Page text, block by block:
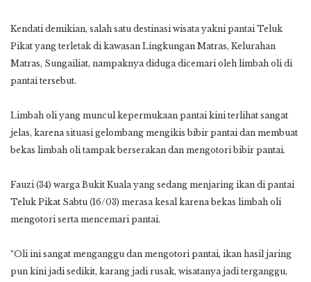
Kendati demikian, salah satu destinasi wisata yakni pantai Teluk
Pikat yang terletak di kawasan Lingkungan Matras, Kelurahan
Matras, Sungailiat, nampaknya diduga dicemari oleh limbah oli di
pantai tersebut.
Limbah oli yang muncul kepermukaan pantai kini terlihat sangat
jelas, karena situasi gelombang mengikis bibir pantai dan membuat
bekas limbah oli tampak berserakan dan mengotori bibir pantai.
Fauzi (34) warga Bukit Kuala yang sedang menjaring ikan di pantai
Teluk Pikat Sabtu (16/03) merasa kesal karena bekas limbah oli
mengotori serta mencemari pantai.
“Oli ini sangat menganggu dan mengotori pantai, ikan hasil jaring
pun kini jadi sedikit, karang jadi rusak, wisatanya jadi terganggu,